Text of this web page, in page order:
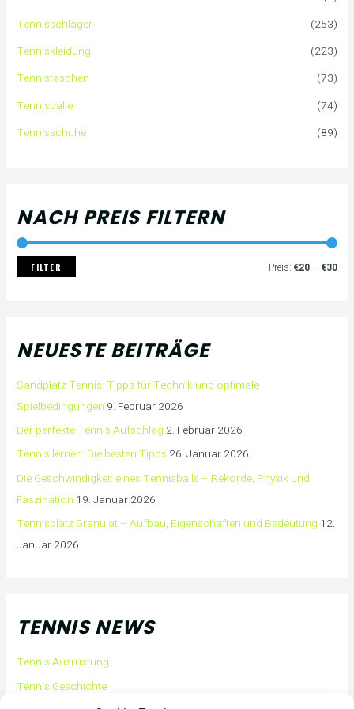
n
a
c
h
Tennisschläger
(253)
Tenniskleidung
(223)
Tennistaschen
(73)
Tennisbälle
(74)
Tennisschuhe
(89)
NACH PREIS FILTERN
e
i
s
e
i
s
FILTER Preis: €20— €30
NEUESTE BEITRÄGE
Sandplatz Tennis: Tipps für Technik und optimale
Spielbedingungen 9. Februar 2026
Der perfekte Tennis Aufschlag 2. Februar 2026
Tennis lernen: Die besten Tipps 26. Januar 2026
Die Geschwindigkeit eines Tennisballs – Rekorde, Physik und
Faszination 19. Januar 2026
Tennisplatz Granulat – Aufbau, Eigenschaften und Bedeutung 12.
Januar 2026
TENNIS NEWS
Tennis Ausrüstung
Tennis Geschichte